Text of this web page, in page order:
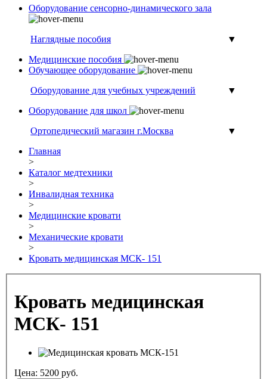
Оборудование сенсорно-динамического зала
Наглядные пособия
▼
Медицинские пособия
Обучающее оборудование
Оборудование для учебных учреждений
▼
Оборудование для школ
Ортопедический магазин г.Москва
▼
Главная
>
Каталог медтехники
>
Инвалидная техника
>
Медицинские кровати
>
Механические кровати
>
Кровать медицинская МСК- 151
Кровать медицинская
МСК- 151
Цена: 5200 руб.